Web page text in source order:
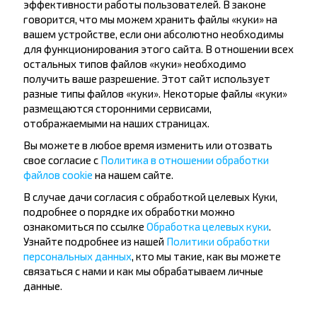
Подпишись на получение новостей и
путешествуй с нами дешевле!
Подписаться
Вопрос - Ответ
Как забронировать билет на рейс
Гомель-Глинная Слобода, Речицкий
р-н ГОМЕЛЬСКАЯ ОБЛ.?
эффективности работы пользователей. В законе
говорится, что мы можем хранить файлы «куки» на
вашем устройстве, если они абсолютно необходимы
для функционирования этого сайта. В отношении всех
остальных типов файлов «куки» необходимо
получить ваше разрешение. Этот сайт использует
разные типы файлов «куки». Некоторые файлы «куки»
размещаются сторонними сервисами,
отображаемыми на наших страницах.
Вы можете в любое время изменить или отозвать
свое согласие с Политика в отношении обработки
файлов cookie на нашем сайте.
В случае дачи согласия с обработкой целевых Куки,
подробнее о порядке их обработки можно
ознакомиться по ссылке Обработка целевых куки.
Узнайте подробнее из нашей Политики обработки
персональных данных, кто мы такие, как вы можете
связаться с нами и как мы обрабатываем личные
данные.